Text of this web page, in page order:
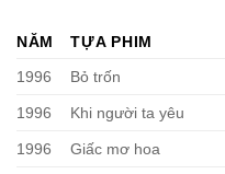
NĂM TỰA PHIM
1996
Bỏ trốn
1996 Khi người ta yêu
1996 Giấc mơ hoa